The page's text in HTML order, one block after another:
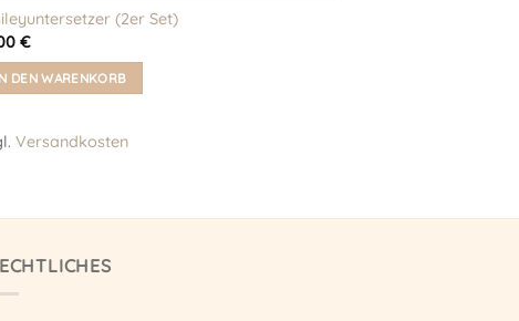
(2er Set)
€
DEN WARENKORB
Versandkosten